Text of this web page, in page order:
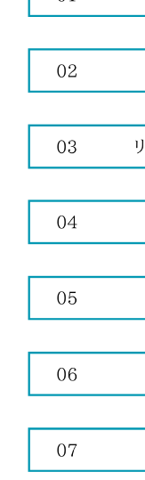
新卒採用
中途採用
個人情報保護方針